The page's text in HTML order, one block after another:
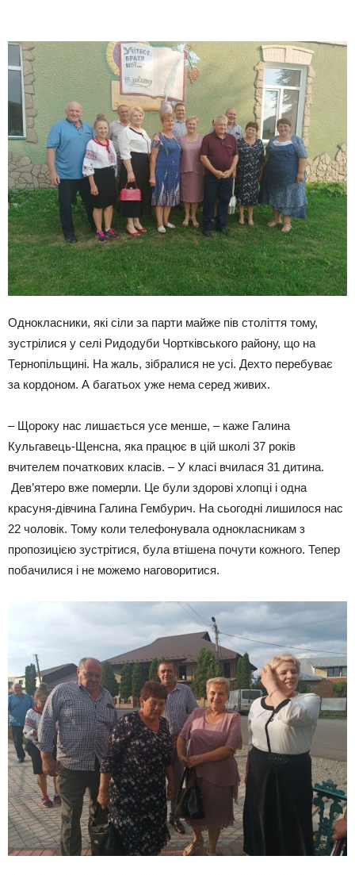
Однокласники, які сіли за парти майже пів століття тому,
зустрілися у селі Ридодуби Чортківського району, що на
Тернопільщині. На жаль, зібралися не усі. Дехто перебуває
за кордоном. А багатьох уже нема серед живих.
– Щороку нас лишається усе менше, – каже Галина
Кульгавець-Щенсна, яка працює в цій школі 37 років
вчителем початкових класів. – У класі вчилася 31 дитина.
Дев’ятеро вже померли. Це були здорові хлопці і одна
красуня-дівчина Галина Гембурич. На сьогодні лишилося нас
22 чоловік. Тому коли телефонувала однокласникам з
пропозицією зустрітися, була втішена почути кожного. Тепер
побачилися і не можемо наговоритися.